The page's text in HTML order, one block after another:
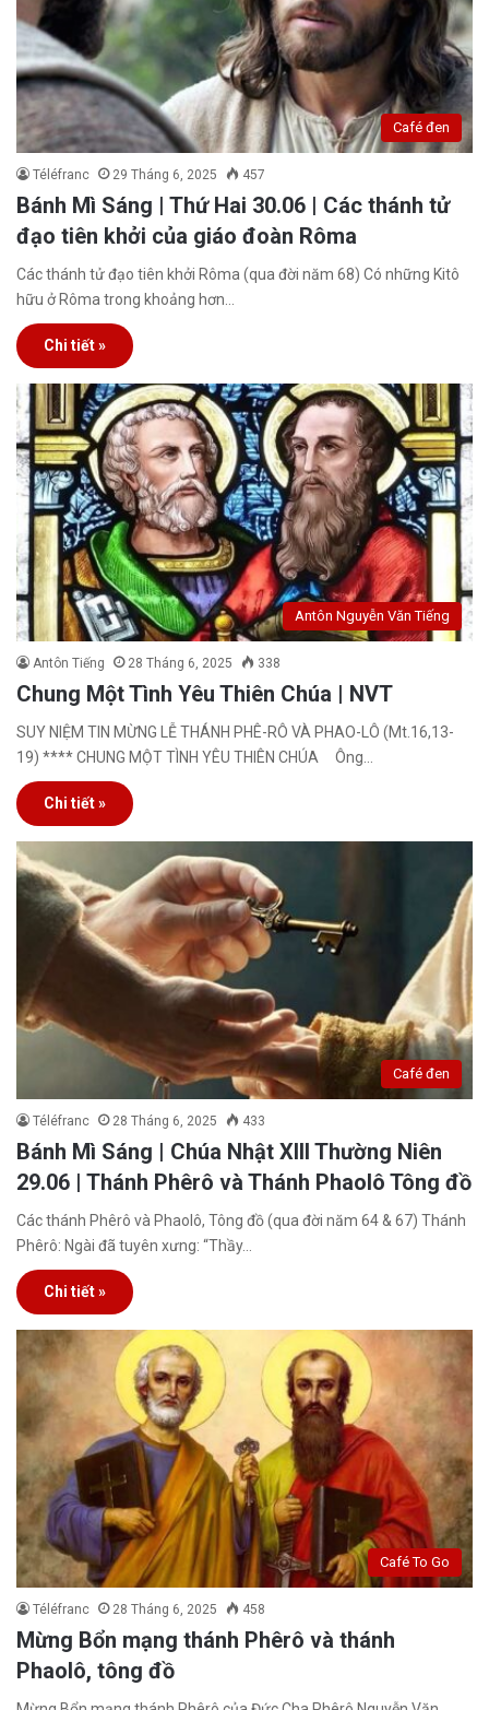
Café đen
Téléfranc 29 Tháng 6, 2025 457
Bánh Mì Sáng | Thứ Hai 30.06 | Các thánh tử
đạo tiên khởi của giáo đoàn Rôma
Các thánh tử đạo tiên khởi Rôma (qua đời năm 68) Có những Kitô
hữu ở Rôma trong khoảng hơn…
Chi tiết »
Antôn Nguyễn Văn Tiếng
Antôn Tiếng 28 Tháng 6, 2025 338
Chung Một Tình Yêu Thiên Chúa | NVT
SUY NIỆM TIN MỪNG LỄ THÁNH PHÊ-RÔ VÀ PHAO-LÔ (Mt.16,13-
19) **** CHUNG MỘT TÌNH YÊU THIÊN CHÚA Ông…
Chi tiết »
Café đen
Téléfranc 28 Tháng 6, 2025 433
Bánh Mì Sáng | Chúa Nhật XIII Thường Niên
29.06 | Thánh Phêrô và Thánh Phaolô Tông đồ
Các thánh Phêrô và Phaolô, Tông đồ (qua đời năm 64 & 67) Thánh
Phêrô: Ngài đã tuyên xưng: “Thầy…
Chi tiết »
Café To Go
Téléfranc 28 Tháng 6, 2025 458
Mừng Bổn mạng thánh Phêrô và thánh
Phaolô, tông đồ